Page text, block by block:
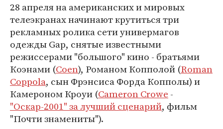
28 апреля на американских и мировых
телеэкранах начинают крутиться три
рекламных ролика сети универмагов
одежды Gap, снятые известными
режиссерами "большого" кино - братьями
Коэнами (Coen), Романом Копполой (Roman
Coppola, сын Фрэнсиса Форда Копполы) и
Камероном Кроуи (Cameron Crowe -
"Оскар-2001" за лучший сценарий, фильм
"Почти знамениты").